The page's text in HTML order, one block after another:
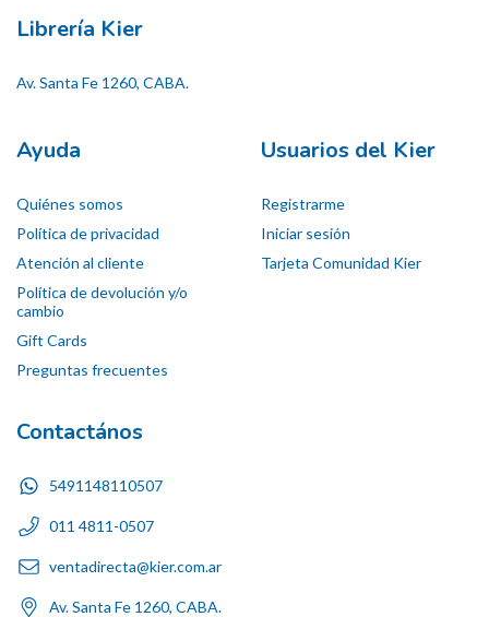
Librería Kier
Av. Santa Fe 1260, CABA.
Ayuda
Quiénes somos
Política de privacidad
Atención al cliente
Política de devolución y/o
cambio
Gift Cards
Preguntas frecuentes
Usuarios del Kier
Registrarme
Iniciar sesión
Tarjeta Comunidad Kier
Contactános
5491148110507
011 4811-0507
ventadirecta@kier.com.ar
Av. Santa Fe 1260, CABA.